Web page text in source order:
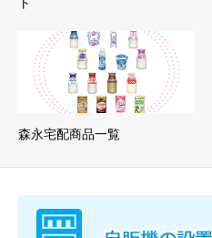
森永宅配商品一覧